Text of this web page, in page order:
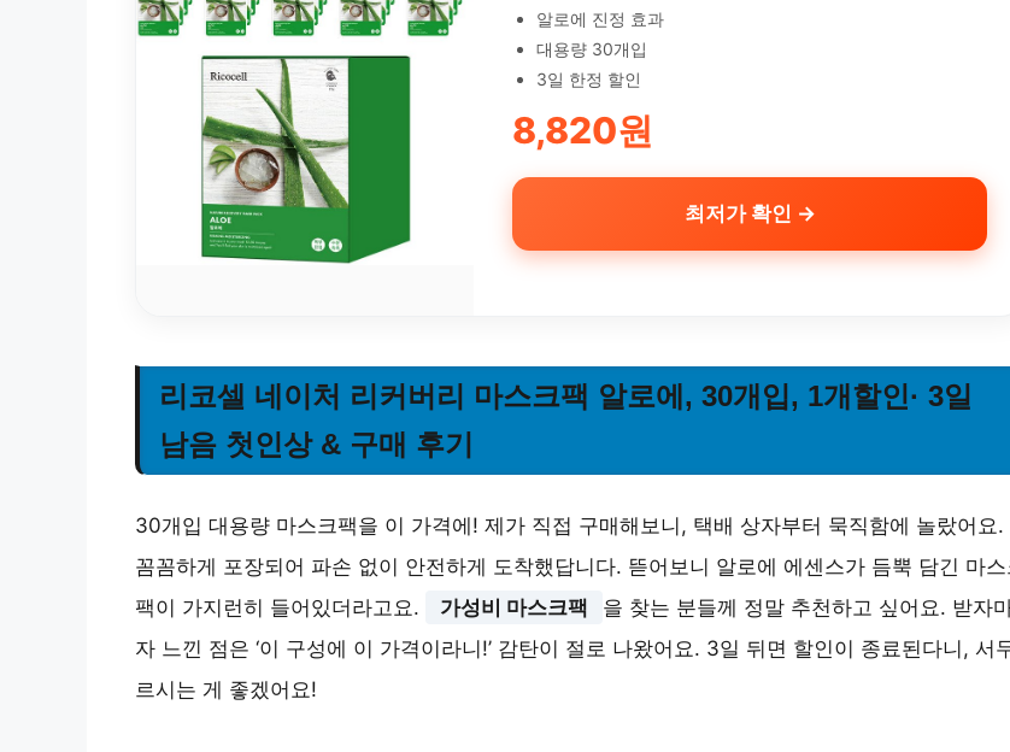
알로에 진정 효과
대용량 30개입
3일 한정 할인
8,820원
최저가 확인 →
리코셀 네이처 리커버리 마스크팩 알로에, 30개입, 1개할인· 3일
남음 첫인상 & 구매 후기
30개입 대용량 마스크팩을 이 가격에! 제가 직접 구매해보니, 택배 상자부터 묵직함에 놀랐어요.
꼼꼼하게 포장되어 파손 없이 안전하게 도착했답니다. 뜯어보니 알로에 에센스가 듬뿍 담긴 마스
팩이 가지런히 들어있더라고요.
가성비 마스크팩
을 찾는 분들께 정말 추천하고 싶어요. 받자
자 느낀 점은 ‘이 구성에 이 가격이라니!’ 감탄이 절로 나왔어요. 3일 뒤면 할인이 종료된다니, 서
르시는 게 좋겠어요!